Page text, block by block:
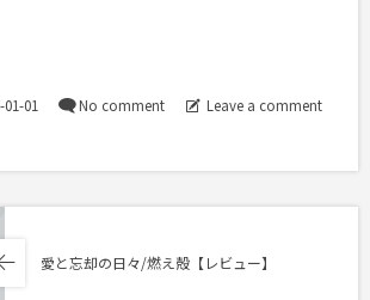
01-01 No comment Leave a comment
愛と忘却の日々/燃え殻【レビュー】